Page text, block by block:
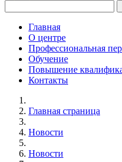
Главная
О центре
Профессиональная
Обучение
Повышение
Контакты
Главная страница
Новости
Новости